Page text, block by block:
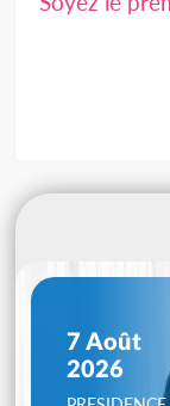
7 Août
2026